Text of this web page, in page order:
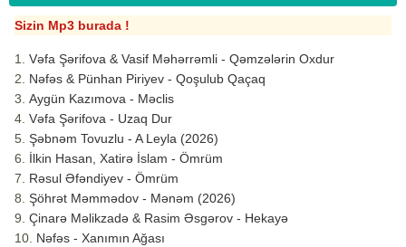
Sizin Mp3 burada !
Vəfa Şərifova & Vasif Məhərrəmli - Qəmzələrin Oxdur
Nəfəs & Pünhan Piriyev - Qoşulub Qaçaq
Aygün Kazımova - Məclis
Vəfa Şərifova - Uzaq Dur
Şəbnəm Tovuzlu - A Leyla (2026)
İlkin Hasan, Xatirə İslam - Ömrüm
Rəsul Əfəndiyev - Ömrüm
Şöhrət Məmmədov - Mənəm (2026)
Çinarə Məlikzadə & Rasim Əsgərov - Hekayə
Nəfəs - Xanımın Ağası